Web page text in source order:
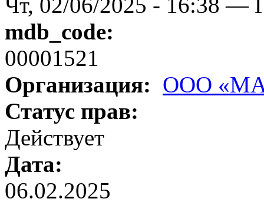
mdb_code:
00001521
Организация: ООО
Статус прав:
Действует
Дата:
06.02.2025